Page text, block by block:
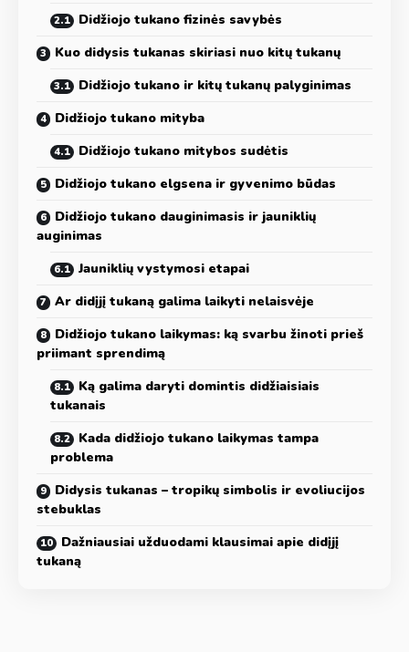
Didžiojo tukano fizinės savybės
Kuo didysis tukanas skiriasi nuo kitų tukanų
Didžiojo tukano ir kitų tukanų palyginimas
Didžiojo tukano mityba
Didžiojo tukano mitybos sudėtis
Didžiojo tukano elgsena ir gyvenimo būdas
Didžiojo tukano dauginimasis ir jauniklių
auginimas
Jauniklių vystymosi etapai
Ar didįjį tukaną galima laikyti nelaisvėje
Didžiojo tukano laikymas: ką svarbu žinoti prieš
priimant sprendimą
Ką galima daryti domintis didžiaisiais
tukanais
Kada didžiojo tukano laikymas tampa
problema
Didysis tukanas – tropikų simbolis ir evoliucijos
stebuklas
Dažniausiai užduodami klausimai apie didįjį
tukaną